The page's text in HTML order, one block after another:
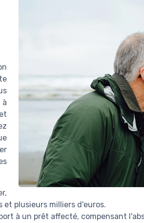
à
plusieurs milliers d'euros.
à un prêt affecté, compensant